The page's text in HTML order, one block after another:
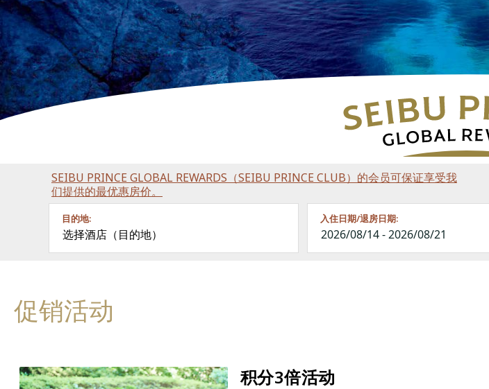
SEIBU PRINCE GLOBAL REWARDS（SEIBU PRINCE CLUB）的会员可保证享受我
们提供的最优惠房价。
目的地:
选择酒店（目的地）
入住日期/退房日期:
促销活动
积分3倍活动